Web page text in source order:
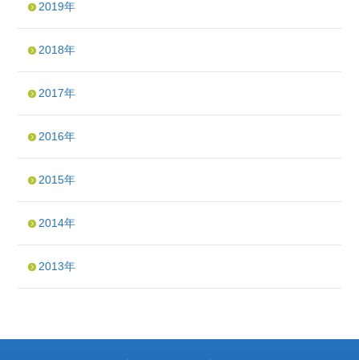
2019年
2018年
2017年
2016年
2015年
2014年
2013年